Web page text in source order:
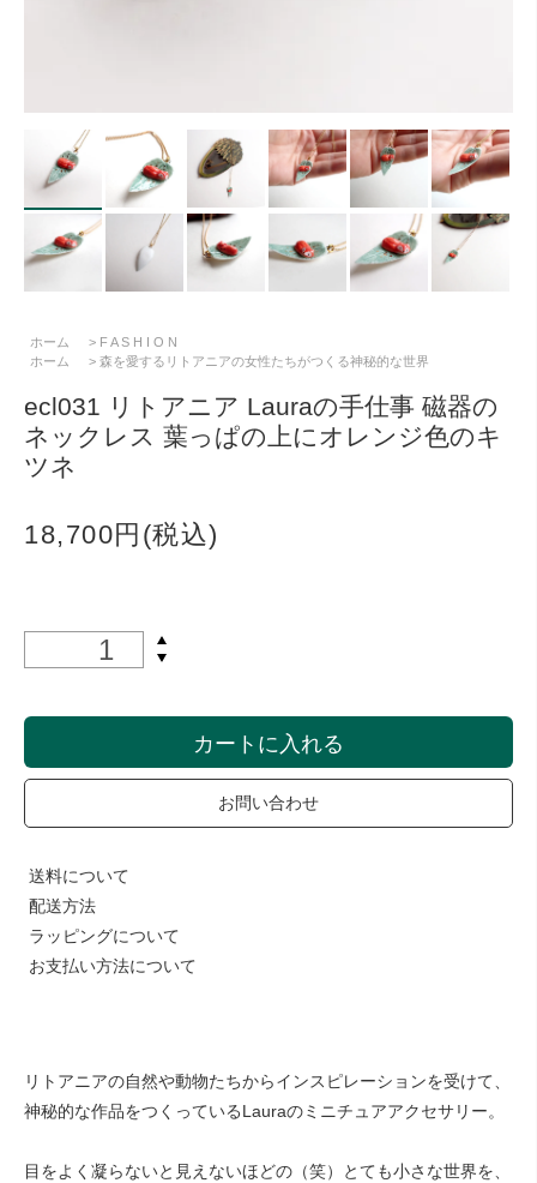
ホーム > F A S H I O N
ホーム
> 森を愛するリトアニアの女性たちがつくる神秘的な世界
ecl031 リトアニア Lauraの手仕事 磁器の
ネックレス 葉っぱの上にオレンジ色のキ
ツネ
18,700円(税込)
カートに入れる
お問い合わせ
送料について
配送方法
ラッピングについて
お支払い方法について
リトアニアの自然や動物たちからインスピレーションを受けて、
神秘的な作品をつくっているLauraのミニチュアアクセサリー。
目をよく凝らないと見えないほどの（笑）とても小さな世界を、